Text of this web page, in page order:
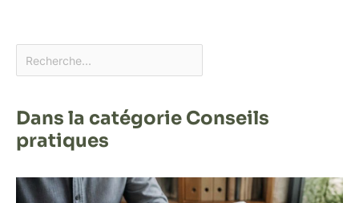
Dans la catégorie Conseils
pratiques